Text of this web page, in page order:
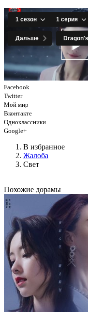
Facebook
Twitter
Мой мир
Вконтакте
Одноклассники
Google+
В избранное
Жалоба
Свет
Похожие дорамы